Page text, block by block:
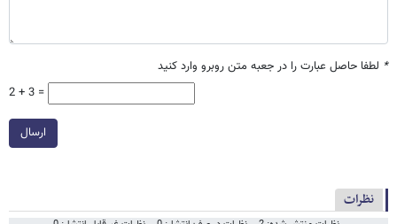
* لطفا حاصل عبارت را در جعبه متن روبرو وارد کنید
2 + 3 =
ارسال
نظرات